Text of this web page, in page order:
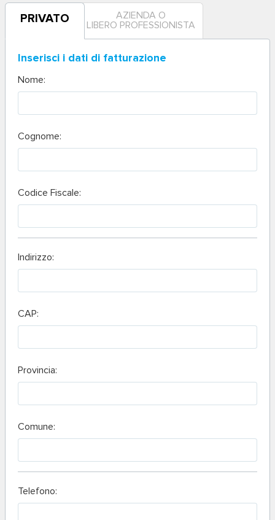
PRIVATO
AZIENDA O
LIBERO PROFESSIONISTA
Inserisci i dati di fatturazione
Nome:
Cognome:
Codice Fiscale:
Indirizzo:
CAP:
Provincia:
Comune:
Telefono: